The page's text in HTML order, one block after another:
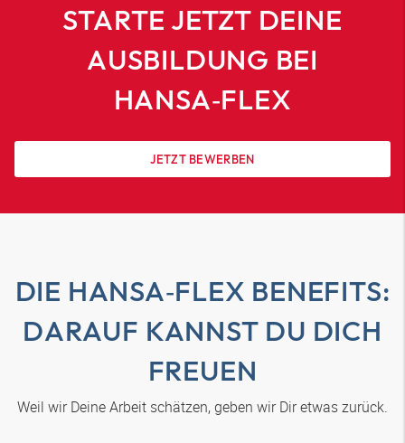
STARTE JETZT DEINE
AUSBILDUNG BEI
HANSA‑FLEX
JETZT BEWERBEN
DIE HANSA‑FLEX BENEFITS:
DARAUF KANNST DU DICH
FREUEN
Weil wir Deine Arbeit schätzen, geben wir Dir etwas zurück.